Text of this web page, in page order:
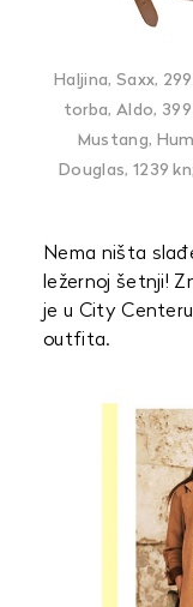
Haljina, Saxx,
torba, Aldo,
Mustang,
Douglas, 1239
Nema ništa
ležernoj šetnji!
je u City
outfita.